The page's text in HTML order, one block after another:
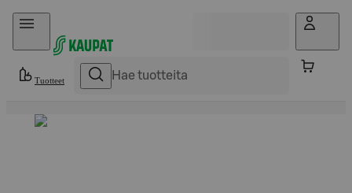
Hyppää sisältöön
Tuotteet